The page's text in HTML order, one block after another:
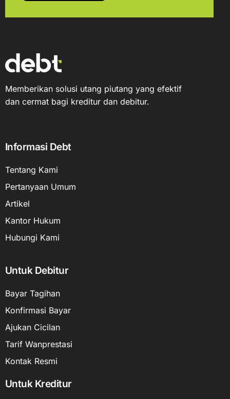
Memberikan solusi utang piutang yang efektif
dan cermat bagi kreditur dan debitur.
Informasi Debt
Tentang Kami
Pertanyaan Umum
Artikel
Kantor Hukum
Hubungi Kami
Untuk Debitur
Bayar Tagihan
Konfirmasi Bayar
Ajukan Cicilan
Tarif Wanprestasi
Kontak Resmi
Untuk Kreditur